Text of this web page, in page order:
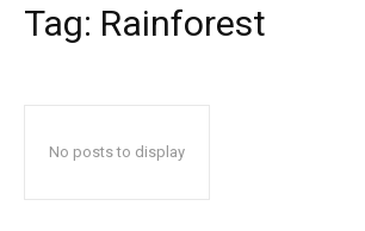
Tag: Rainforest
No posts to display